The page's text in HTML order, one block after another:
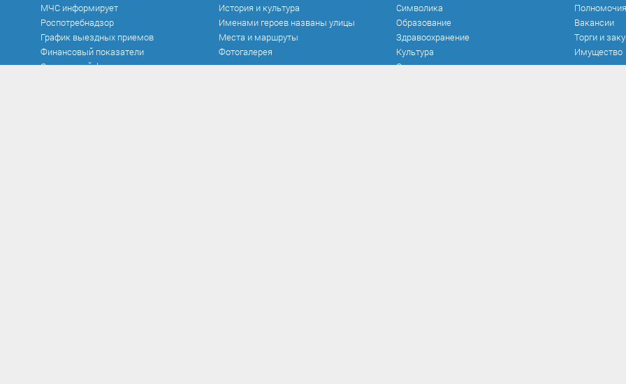
МЧС информирует
Роспотребнадзор
График выездных приемов
Финансовый показатели
Социальный фонд
История и культура
Именами героев названы улицы
Места и маршруты
Фотогалерея
Символика
Образование
Здравоохранение
Культура
Спорт
Полномочия
Вакансии
Торги и
Имущество